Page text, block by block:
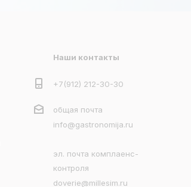
Наши контакты
+7(912) 212-30-30
общая почта
info@gastronomija.ru
эл. почта комплаенс-
контроля
doverie@millesim.ru